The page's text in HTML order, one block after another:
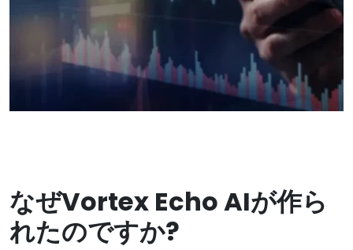
なぜVortex Echo AIが作ら
れたのですか?